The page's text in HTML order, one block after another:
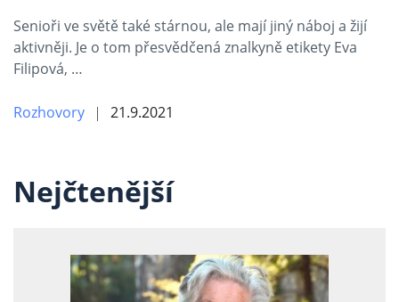
Senioři ve světě také stárnou, ale mají jiný náboj a žijí
aktivněji. Je o tom přesvědčená znalkyně etikety Eva
Filipová, …
Rozhovory 21.9.2021
Nejčtenější